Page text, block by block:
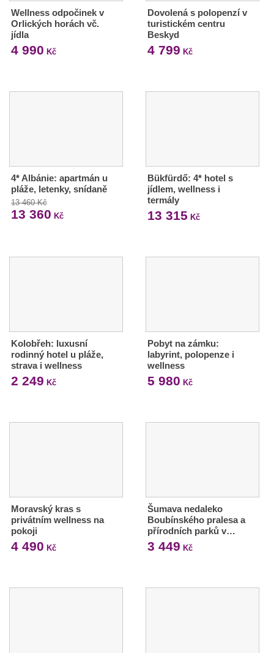
Wellness odpočinek v
Orlických horách vč.
jídla
4 990 Kč
Dovolená s polopenzí v
turistickém centru
Beskyd
4 799 Kč
4* Albánie: apartmán u
pláže, letenky, snídaně
13 460 Kč
13 360 Kč
Bükfürdő: 4* hotel s
jídlem, wellness i
termály
13 315 Kč
Kolobřeh: luxusní
rodinný hotel u pláže,
strava i wellness
2 249 Kč
Pobyt na zámku:
labyrint, polopenze i
wellness
5 980 Kč
Moravský kras s
privátním wellness na
pokoji
4 490 Kč
Šumava nedaleko
Boubínského pralesa a
přírodních parků v…
3 449 Kč